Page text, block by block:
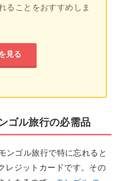
ることをおすすめしま
見る
ゴル旅行の必需品
ンゴル旅行で特に忘れると
レジットカードです。その